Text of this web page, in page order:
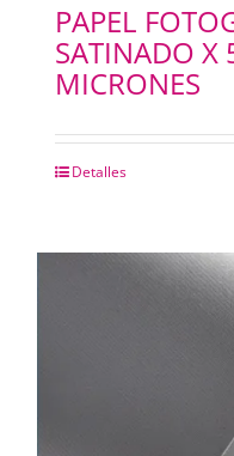
PAPEL
SATINADO
MICRONES
Detalles